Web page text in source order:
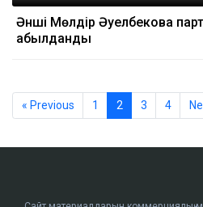
Әнші Мөлдір Әуелбекова
қабылданды
« Previous 1 2 3 4